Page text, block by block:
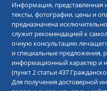
Информация, представленная
тексты, фотографии, цены и
предназначена
служит рекомендацией к
очную консультацию
и специальные предложения,
информационный характер и
(пункт 2 статьи 437
Для получения достоверной